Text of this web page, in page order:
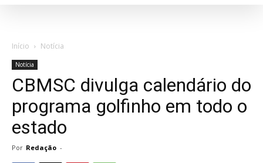
Início Notícia
Notícia
CBMSC divulga calendário do
programa golfinho em todo o
estado
Por Redação -